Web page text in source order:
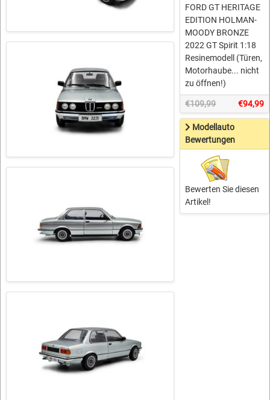
FORD GT HERITAGE
EDITION HOLMAN-
MOODY BRONZE
2022 GT Spirit 1:18
Resinemodell (Türen,
Motorhaube... nicht
zu öffnen!)
€109,99 €94,99
Modellauto
Bewertungen
Bewerten Sie diesen
Artikel!